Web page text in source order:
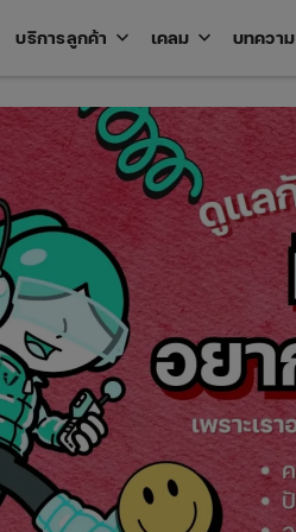
Open
บริการลูกค้า keyboard_arrow_down Open
เคลม keyboard_arrow_down Open
บทความ